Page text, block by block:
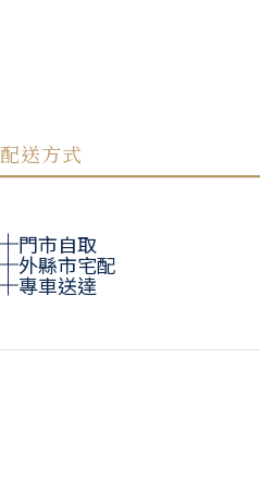
配送方式
門市自取
外縣市宅配
專車送達